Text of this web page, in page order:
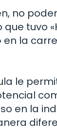
no
tuvo
en la
le
en la